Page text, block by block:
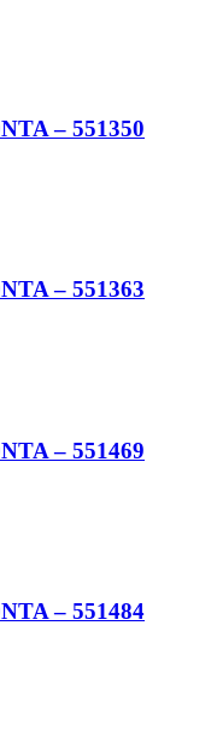
– 551350
– 551363
– 551469
– 551484